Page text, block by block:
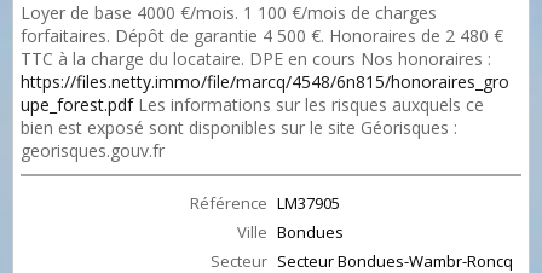
Loyer de base 4000 €/mois. 1 100 €/mois de charges
forfaitaires. Dépôt de garantie 4 500 €. Honoraires de 2 480 €
TTC à la charge du locataire. DPE en cours Nos honoraires :
https://files.netty.immo/file/marcq/4548/6n815/honoraires_gro
upe_forest.pdfLes informations sur les risques auxquels ce
bien est exposé sont disponibles sur le site Géorisques :
georisques.gouv.fr
Référence LM37905
Ville Bondues
Secteur Secteur Bondues-Wambr-Roncq